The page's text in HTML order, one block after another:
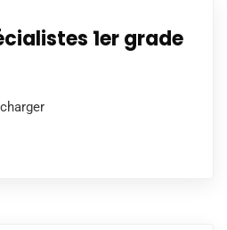
1er grade